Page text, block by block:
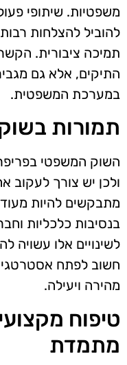
משפטיות. שיתופי
להוביל להצלחות
תמיכה ציבורית.
התיקים, אלא גם
במערכת המשפטית.
תמורות
השוק המשפטי
ולכן יש צורך לעקוב
מתבקשים להיות
בנסיבות כלכליות
לשינויים אלו עשויה
חשוב לפתח
מהירה ויעילה.
טיפוח
מתמדת